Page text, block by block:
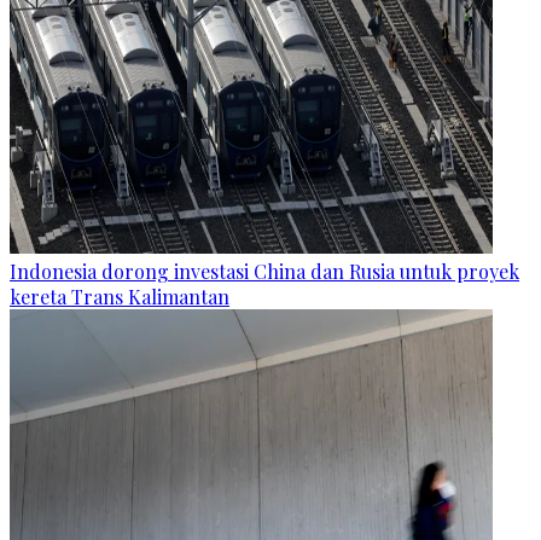
Indonesia dorong investasi China dan Rusia untuk proyek
kereta Trans Kalimantan